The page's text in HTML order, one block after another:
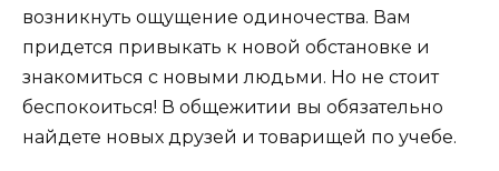
возникнуть ощущение одиночества. Вам
придется привыкать к новой обстановке и
знакомиться с новыми людьми. Но не стоит
беспокоиться! В общежитии вы обязательно
найдете новых друзей и товарищей по учебе.